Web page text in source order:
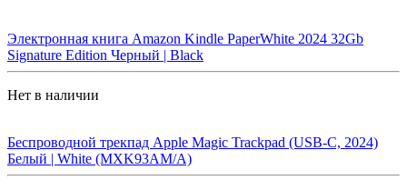
Электронная книга Amazon Kindle PaperWhite 2024 32Gb
Signature Edition Черный | Black
Нет в наличии
Беспроводной трекпад Apple Magic Trackpad (USB-C, 2024)
Белый | White (MXK93AM/A)